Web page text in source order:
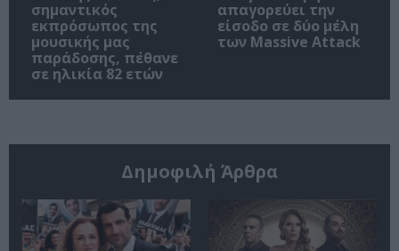
σημαντικός
εκπρόσωπος της
μουσικής μας
παράδοσης, πέθανε
σε ηλικία 82 ετών
απαγορεύει την
είσοδο σε δύο μέλη
των Massive Attack
Δημοφιλή Άρθρα